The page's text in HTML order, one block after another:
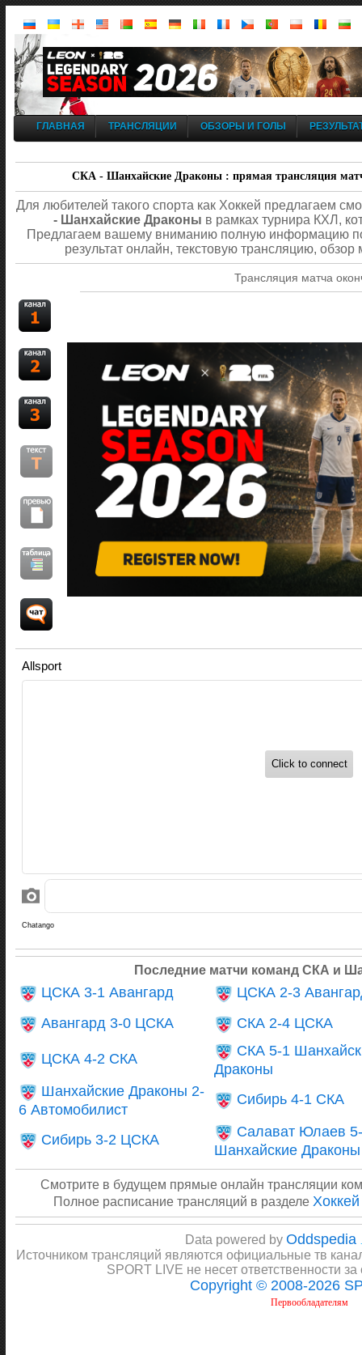
ГЛАВНАЯ ТРАНСЛЯЦИИ ОБЗОРЫ И ГОЛЫ
СКА - Шанхайские Драконы : прямая трансляция
Для любителей такого спорта как Хоккей предлагаем
- Шанхайские Драконы в рамках турнира КХЛ,
Предлагаем вашему вниманию полную информацию по
результат онлайн, текстовую трансляцию,
Трансляция матча
Последние матчи команд СКА и
ЦСКА 3-1 Авангард
ЦСКА 2-3
Авангард 3-0 ЦСКА
СКА 2-4 ЦСКА
ЦСКА 4-2 СКА
СКА 5-1
Драконы
Шанхайские Драконы 2-
6 Автомобилист
Сибирь 4-1 СКА
Сибирь 3-2 ЦСКА
Салават Юлаев
Шанхайские Драконы
Смотрите в будущем прямые онлайн трансляции
Полное расписание трансляций в разделе
Data powered byOddspedia
Источником трансляций являются официальные тв
SPORT LIVE не несет ответственности
Copyright © 2008-2026
Первообладателям